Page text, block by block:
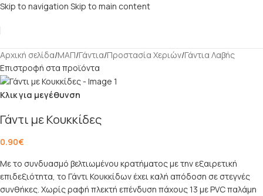
Skip to navigation Skip to main content
Αρχική σελίδα/ΜΑΠ/Γάντια/Προστασία Χεριών/Γάντια Λαβής
Επιστροφή στα προϊόντα
Κλικ για μεγέθυνση
Γάντι με Κουκκίδες
0.90€
Με το συνδυασμό βελτιωμένου κρατήματος με την εξαιρετική
επιδεξιότητα, το Γάντι Κουκκίδων έχει καλή απόδοση σε στεγνές
συνθήκες. Χωρίς ραφή πλεκτή επένδυση πάχους 13 με PVC παλάμη